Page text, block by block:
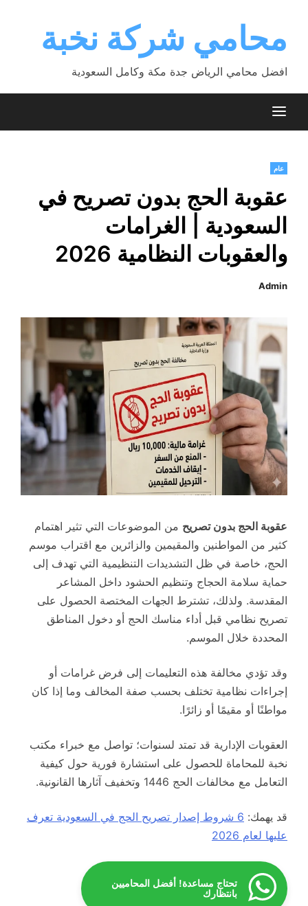
contentمحامي شركة نخبة
افضل محامي الرياض جدة مكة وكامل السعودية
عام
عقوبة الحج بدون تصريح في
السعودية | الغرامات
والعقوبات النظامية 2026
Admin
عقوبة الحج بدون تصريح من الموضوعات التي تثير اهتمام
كثير من المواطنين والمقيمين والزائرين مع اقتراب موسم
الحج، خاصة في ظل التشديدات التنظيمية التي تهدف إلى
حماية سلامة الحجاج وتنظيم الحشود داخل المشاعر
المقدسة. ولذلك، تشترط الجهات المختصة الحصول على
تصريح نظامي قبل أداء مناسك الحج أو دخول المناطق
المحددة خلال الموسم.
وقد تؤدي مخالفة هذه التعليمات إلى فرض غرامات أو
إجراءات نظامية تختلف بحسب صفة المخالف وما إذا كان
مواطنًا أو مقيمًا أو زائرًا.
العقوبات الإدارية قد تمتد لسنوات؛ تواصل مع خبراء مكتب
نخبة للمحاماة للحصول على استشارة فورية حول كيفية
التعامل مع مخالفات الحج 1446 وتخفيف آثارها القانونية.
قد يهمك:
6 شروط إصدار تصريح الحج في السعودية تعرف
عليها لعام 2026
تحتاج مساعدة! أفضل المحاميين
بانتظارك